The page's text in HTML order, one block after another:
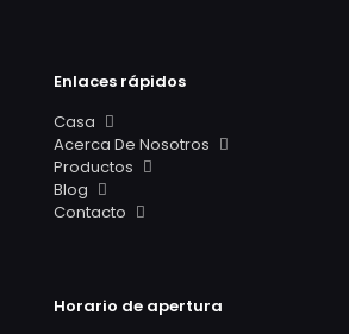
Enlaces rápidos
Casa
Acerca De Nosotros
Productos
Blog
Contacto
Horario de apertura